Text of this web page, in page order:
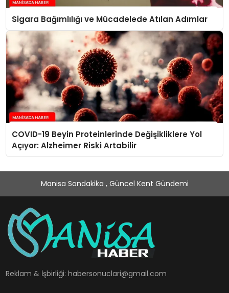
Sigara Bağımlılığı ve Mücadelede Atılan Adımlar
COVID-19 Beyin Proteinlerinde Değişikliklere Yol
Açıyor: Alzheimer Riski Artabilir
Manisa Sondakika , Güncel Kent Gündemi
Reklam & İşbirliği:habersonuclari@gmail.com